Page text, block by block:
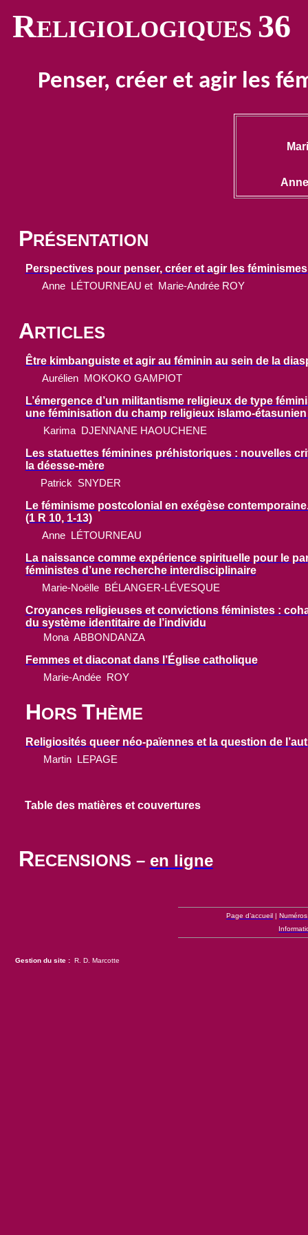
RELIGIOLOGIQUES 36
Penser, créer et agir les
PRÉSENTATION
Perspectives pour penser, créer et agir les
Anne LÉTOURNEAU et Marie-Andrée ROY
ARTICLES
Être kimbanguiste et agir au féminin au sein de la
Aurélien MOKOKO GAMPIOT
L’émergence d’un militantisme religieux de type
une féminisation du champ religieux islamo-
Karima DJENNANE HAOUCHENE
Les statuettes féminines préhistoriques : nouvelles
la déesse-mère
Patrick SNYDER
Le féminisme postcolonial en exégèse
(1 R 10, 1-13)
Anne LÉTOURNEAU
La naissance comme expérience spirituelle pour le
féministes d’une recherche interdisciplinaire
Marie-Noëlle BÉLANGER-LÉVESQUE
Croyances religieuses et convictions féministes :
du système identitaire de l’individu
Mona ABBONDANZA
Femmes et diaconat dans l’Église catholique
Marie-Andée ROY
HORS THÈME
Religiosités queernéo-païennes et la question de
Martin LEPAGE
Table des matières et couvertures
RECENSIONS – en ligne
Page d’accueil|
Gestion du site : R. D. Marcotte